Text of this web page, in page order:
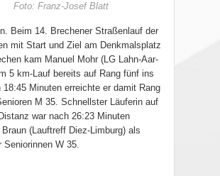
Foto: Franz-Josef Blatt
Beim 14. Brechener Straßenlauf der
mit Start und Ziel am Denkmalsplatz
kam Manuel Mohr (LG Lahn-Aar-
5 km-Lauf bereits auf Rang fünf ins
18:45 Minuten erreichte er damit Rang
M 35. Schnellster Läuferin auf
war nach 26:23 Minuten
(Lauftreff Diez-Limburg) als
Seniorinnen W 35.